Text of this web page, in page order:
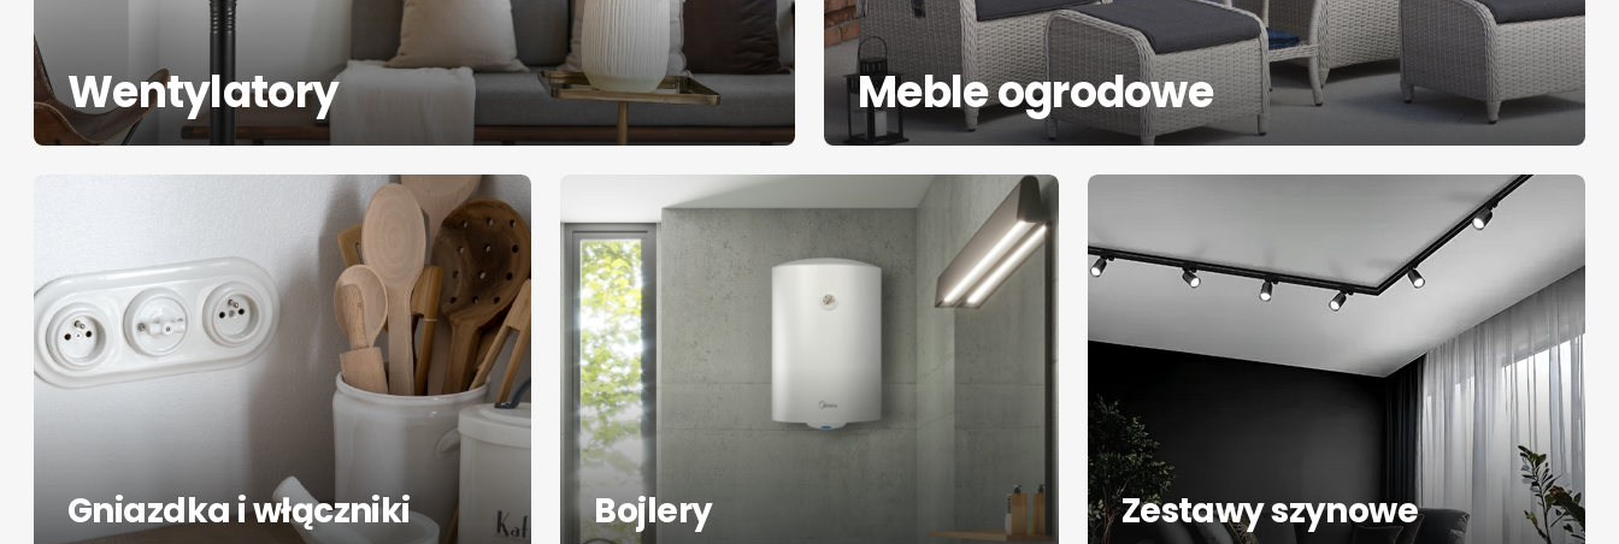
Wentylatory Meble ogrodowe
Gniazdka i włączniki Bojlery Zestawy szynowe